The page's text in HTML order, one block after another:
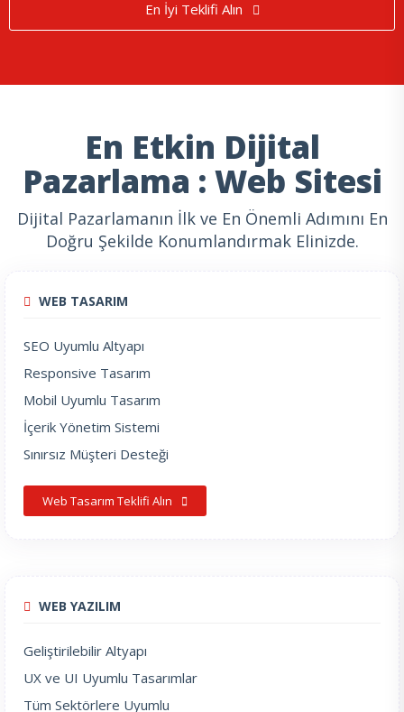
En İyi Teklifi Alın
En Etkin Dijital
Pazarlama : Web Sitesi
Dijital Pazarlamanın İlk ve En Önemli Adımını En
Doğru Şekilde Konumlandırmak Elinizde.
WEB TASARIM
SEO Uyumlu Altyapı
Responsive Tasarım
Mobil Uyumlu Tasarım
İçerik Yönetim Sistemi
Sınırsız Müşteri Desteği
Web Tasarım Teklifi Alın
WEB YAZILIM
Geliştirilebilir Altyapı
UX ve UI Uyumlu Tasarımlar
Tüm Sektörlere Uyumlu